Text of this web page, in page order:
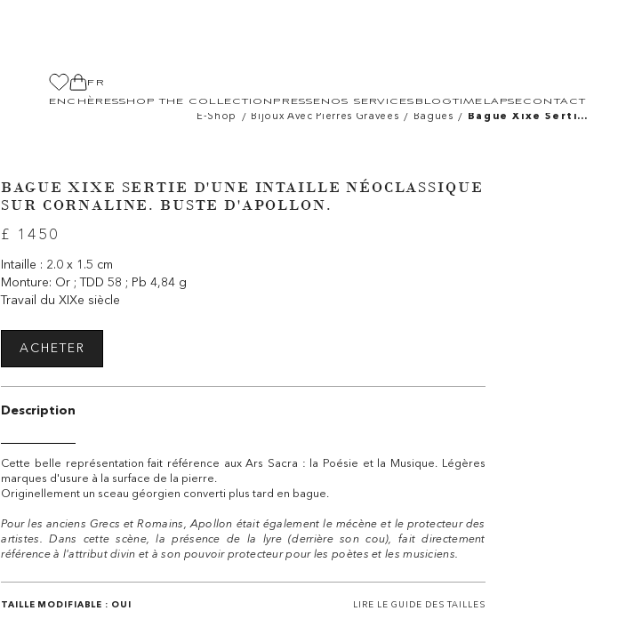
ENCHÈRESSHOP THE COLLECTION PRESSENOS SERVICES BLOGTIMELAPSECONTACT
FR
E-Shop / Bijoux Avec Pierres Gravées / Bagues /
Bague Xixe Sertie
BAGUE XIXE SERTIE D'UNE INTAILLE NÉOCLASSIQUE
SUR CORNALINE. BUSTE D'APOLLON.
£ 1450
Intaille : 2.0 x 1.5 cm
Monture: Or ; TDD 58 ; Pb 4,84 g
Travail du XIXe siècle
ACHETER
Description
Cette belle représentation fait référence aux Ars Sacra : la Poésie et la Musique. Légères
marques d'usure à la surface de la pierre.
Originellement un sceau géorgien converti plus tard en bague.
Pour les anciens Grecs et Romains, Apollon était également le mécène et le protecteur des
artistes. Dans cette scène, la présence de la lyre (derrière son cou), fait directement
référence à l'attribut divin et à son pouvoir protecteur pour les poètes et les musiciens.
TAILLE MODIFIABLE : OUI LIRE LE GUIDE DES TAILLES